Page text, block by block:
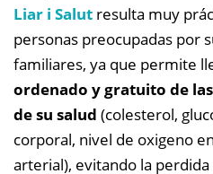
Liar i Salut resulta muy
personas preocupadas por
familiares, ya que permite
ordenado y gratuito de
de su salud (colesterol,
corporal, nivel de oxigeno
arterial), evitando la